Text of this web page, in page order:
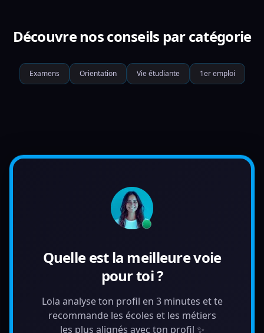
Découvre nos conseils par catégorie
Examens Orientation Vie étudiante 1er emploi
Quelle est la meilleure voie
pour toi ?
Lola analyse ton profil en 3 minutes et te
recommande les écoles et les métiers
les plus alignés avec ton profil ✨